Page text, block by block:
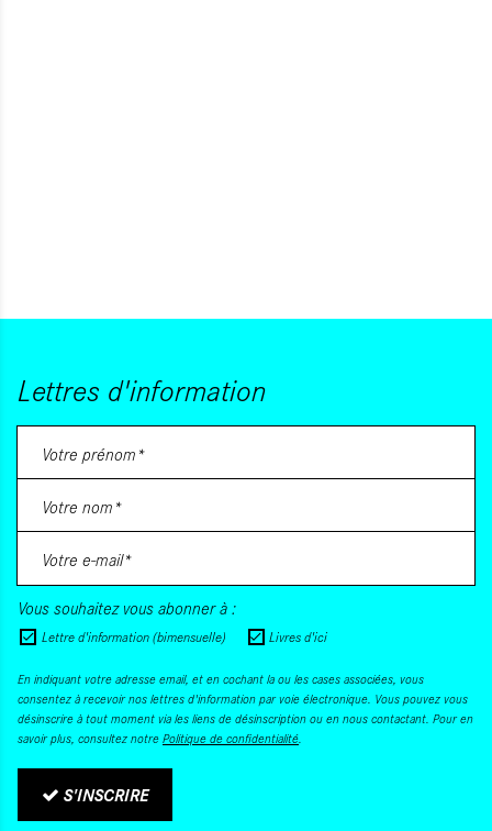
Lettres d'information
Vous souhaitez vous abonner à :
Lettre d'information (bimensuelle) Livres d'ici
En indiquant votre adresse email, et en cochant la ou les cases associées, vous
consentez à recevoir nos lettres d'information par voie électronique. Vous pouvez vous
désinscrire à tout moment via les liens de désinscription ou en nous contactant. Pour en
savoir plus, consultez notre Politique de confidentialité
S'INSCRIRE